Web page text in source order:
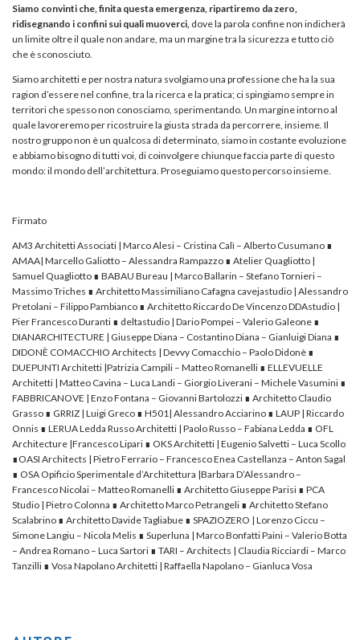
Siamo convinti che, finita questa emergenza, ripartiremo da zero,
ridisegnando i confini sui quali muoverci, dove la parola confine non indicherà
un limite oltre il quale non andare, ma un margine tra la sicurezza e tutto ciò
che è sconosciuto.
Siamo architetti e per nostra natura svolgiamo una professione che ha la sua
ragion d’essere nel confine, tra la ricerca e la pratica; ci spingiamo sempre in
territori che spesso non conosciamo, sperimentando. Un margine intorno al
quale lavoreremo per ricostruire la giusta strada da percorrere, insieme. Il
nostro gruppo non è un qualcosa di determinato, siamo in costante evoluzione
e abbiamo bisogno di tutti voi, di coinvolgere chiunque faccia parte di questo
mondo: il mondo dell’architettura. Proseguiamo questo percorso insieme.
Firmato
AM3 Architetti Associati | Marco Alesi – Cristina Calì – Alberto Cusumano ∎
AMAA| Marcello Galiotto – Alessandra Rampazzo ∎ Atelier Quagliotto |
Samuel Quagliotto ∎ BABAU Bureau | Marco Ballarin – Stefano Tornieri –
Massimo Triches ∎ Architetto Massimiliano Cafagna cavejastudio | Alessandro
Pretolani – Filippo Pambianco ∎ Architetto Riccardo De Vincenzo DDAstudio |
Pier Francesco Duranti ∎ deltastudio | Dario Pompei – Valerio Galeone ∎
DIANARCHITECTURE | Giuseppe Diana – Costantino Diana – Gianluigi Diana ∎
DIDONÈ COMACCHIO Architects | Devvy Comacchio – Paolo Didonè ∎
DUEPUNTI Architetti |Patrizia Campili – Matteo Romanelli ∎ ELLEVUELLE
Architetti | Matteo Cavina – Luca Landi – Giorgio Liverani – Michele Vasumini ∎
FABBRICANOVE | Enzo Fontana – Giovanni Bartolozzi ∎ Architetto Claudio
Grasso ∎ GRRIZ | Luigi Greco ∎ H501| Alessandro Acciarino ∎ LAUP | Riccardo
Onnis ∎ LERUA Ledda Russo Architetti | Paolo Russo – Fabiana Ledda ∎ OFL
Architecture |Francesco Lipari ∎ OKS Architetti | Eugenio Salvetti – Luca Scollo
∎OASI Architects | Pietro Ferrario – Francesco Enea Castellanza – Anton Sagal
∎ OSA Opificio Sperimentale d’Architettura |Barbara D’Alessandro –
Francesco Nicolai – Matteo Romanelli ∎ Architetto Giuseppe Parisi ∎ PCA
Studio | Pietro Colonna ∎ Architetto Marco Petrangeli ∎ Architetto Stefano
Scalabrino ∎ Architetto Davide Tagliabue ∎ SPAZIOZERO | Lorenzo Ciccu –
Simone Langiu – Nicola Melis ∎ Superluna | Marco Bonfatti Paini – Valerio Botta
– Andrea Romano – Luca Sartori ∎ TARI – Architects | Claudia Ricciardi – Marco
Tanzilli ∎ Vosa Napolano Architetti | Raffaella Napolano – Gianluca Vosa